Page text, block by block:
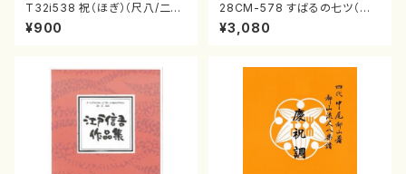
T32i538 祝（ほぎ）（尺八/二代
池田静山/楽譜）都山流公刊楽譜
曲番:2247
¥900
28CM-578 すばるの七ツ（二
十絃箏/クラリネット/ヴァイオリ
ン/チェロ/吉松 隆：/CD）
¥3,080